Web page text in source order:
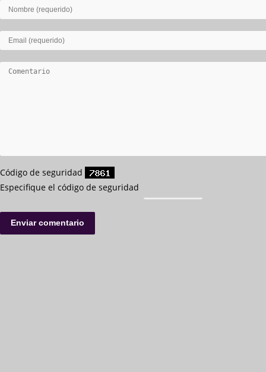
Código de seguridad
Especifique el código de seguridad